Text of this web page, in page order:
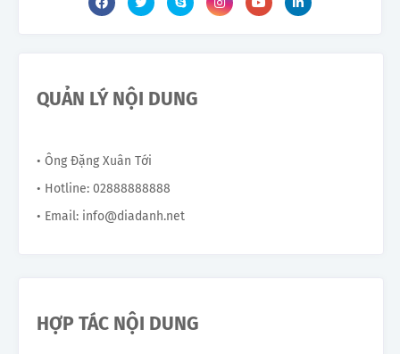
QUẢN LÝ NỘI DUNG
• Ông Đặng Xuân Tới
• Hotline: 02888888888
• Email: info@diadanh.net
HỢP TÁC NỘI DUNG